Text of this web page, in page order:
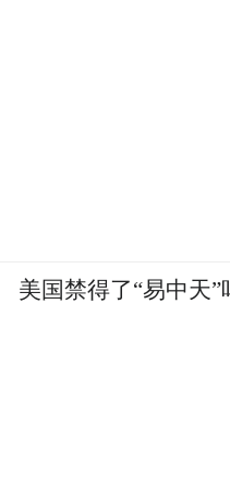
美国禁得了“易中天”